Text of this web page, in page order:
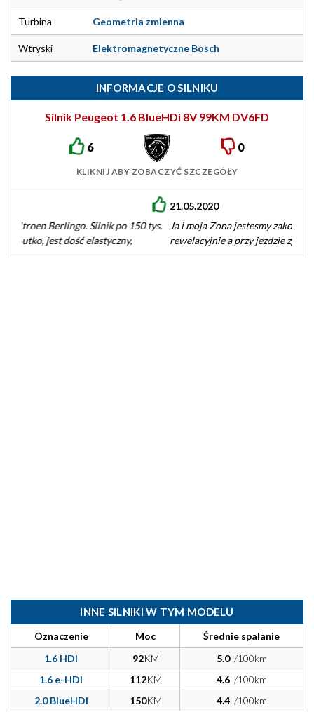
Turbina Geometria zmienna
Wtryski Elektromagnetyczne Bosch
INFORMACJE O SILNIKU
Silnik Peugeot 1.6 BlueHDi 8V 99KM DV6FD
6 0
KLIKNIJ ABY ZOBACZYĆ SZCZEGÓŁY
Ja i moja Zona jestesmy zakochani w tym silniku. Pracuje
rewelacyjnie a przy jezdzie zgodnej z polskimi przepisami -
czyli…
INNE SILNIKI W TYM MODELU
Oznaczenie Moc
Średnie spalanie
1.6 HDI
92KM 5.0l/100km
1.6 e-HDI
112KM 4.6l/100km
2.0 BlueHDI
150KM 4.4l/100km